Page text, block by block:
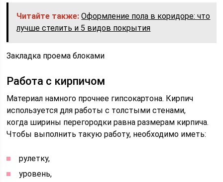
Читайте также: Оформление пола в коридоре: что
лучше стелить и 5 видов покрытия
Закладка проема блоками
Работа с кирпичом
Материал намного прочнее гипсокартона. Кирпич
используется для работы с толстыми стенами,
когда ширины перегородки равна размерам кирпича.
Чтобы выполнить такую работу, необходимо иметь:
рулетку,
уровень,